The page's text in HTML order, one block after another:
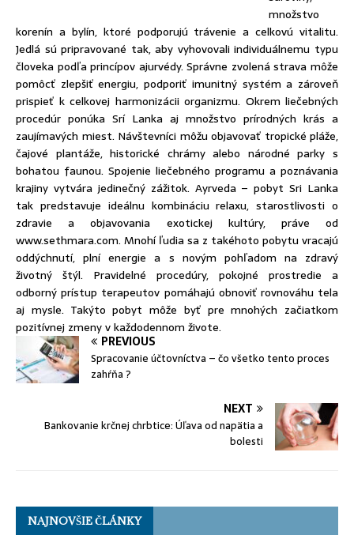
množstvo
korenín a bylín, ktoré podporujú trávenie a celkovú vitalitu.
Jedlá sú pripravované tak, aby vyhovovali individuálnemu typu
človeka podľa princípov ajurvédy. Správne zvolená strava môže
pomôcť zlepšiť energiu, podporiť imunitný systém a zároveň
prispieť k celkovej harmonizácii organizmu. Okrem liečebných
procedúr ponúka Srí Lanka aj množstvo prírodných krás a
zaujímavých miest. Návštevníci môžu objavovať tropické pláže,
čajové plantáže, historické chrámy alebo národné parky s
bohatou faunou. Spojenie liečebného programu a poznávania
krajiny vytvára jedinečný zážitok. Ayrveda – pobyt Sri Lanka
tak predstavuje ideálnu kombináciu relaxu, starostlivosti o
zdravie a objavovania exotickej kultúry, práve od
www.sethmara.com. Mnohí ľudia sa z takéhoto pobytu vracajú
oddýchnutí, plní energie a s novým pohľadom na zdravý
životný štýl. Pravidelné procedúry, pokojné prostredie a
odborný prístup terapeutov pomáhajú obnoviť rovnováhu tela
aj mysle. Takýto pobyt môže byť pre mnohých začiatkom
pozitívnej zmeny v každodennom živote.
PREVIOUS
Spracovanie účtovníctva – čo všetko tento proces
zahŕňa ?
NEXT
Bankovanie krčnej chrbtice: Úľava od napätia a
bolesti
NAJNOVŠIE ČLÁNKY